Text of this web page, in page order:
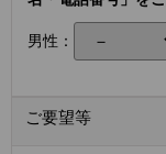
男性：
ご要望等